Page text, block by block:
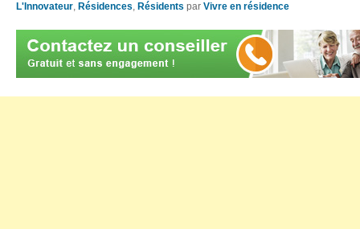
L'Innovateur, Résidences, Résidents par Vivre en résidence